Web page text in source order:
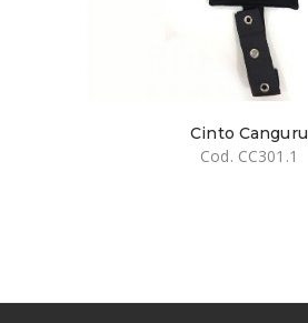
Cinto Canguru
Cod. CC301.1